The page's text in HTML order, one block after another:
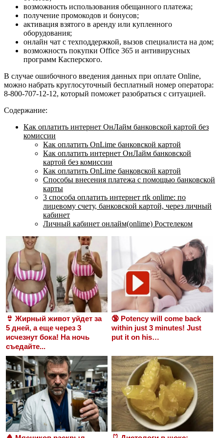
возможность использования обещанного платежа;
получение промокодов и бонусов;
активация взятого в аренду или купленного
оборудования;
онлайн чат с техподдержкой, вызов специалиста на дом;
возможность покупки Office 365 и антивирусных
программ Касперского.
В случае ошибочного введения данных при оплате Online,
можно набрать круглосуточный бесплатный номер оператора:
8-800-707-12-12, который поможет разобраться с ситуацией.
Содержание:
Как оплатить интернет ОнЛайм банковской картой без
комиссии
Как оплатить OnLime банковской картой
Как оплатить интернет ОнЛайм банковской
картой без комиссии
Как оплатить OnLime банковской картой
Способы внесения платежа с помощью банковской
карты
3 способа оплатить интернет rtk onlime: по
лицевому счету, банковской картой, через личный
кабинет
Личный кабинет онлайм(onlime) Ростелеком
👙 Жирный живот уйдет за
5 дней, а еще через 3
исчезнут бока! На ночь
съедайте...
🔞 Potency will come back
within just 3 minutes! Just
put it on his…